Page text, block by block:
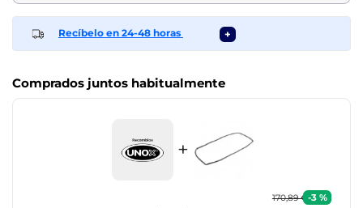
Recíbelo en 24-48 horas +
Comprados juntos habitualmente
+
170,89 € -3 %